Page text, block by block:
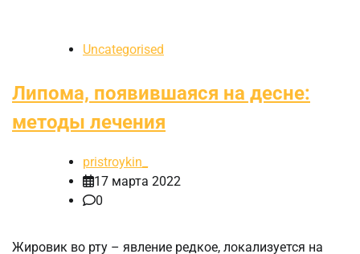
Uncategorised
Липома, появившаяся на десне:
методы лечения
pristroykin_
17 марта 2022
0
Жировик во рту – явление редкое, локализуется на